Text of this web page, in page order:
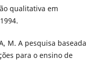
qualitativa em
M. A pesquisa baseada
para o ensino de